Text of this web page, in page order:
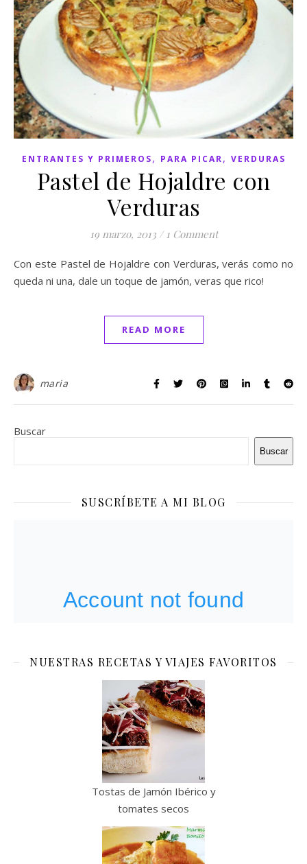
ENTRANTES Y PRIMEROS, PARA PICAR, VERDURAS
Pastel de Hojaldre con
Verduras
19 marzo, 2013 / 1 Comment
Con este Pastel de Hojaldre con Verduras, verás como no
queda ni una, dale un toque de jamón, veras que rico!
READ MORE
maria
Buscar
Buscar
SUSCRÍBETE A MI BLOG
NUESTRAS RECETAS Y VIAJES FAVORITOS
Tostas de Jamón Ibérico y
tomates secos